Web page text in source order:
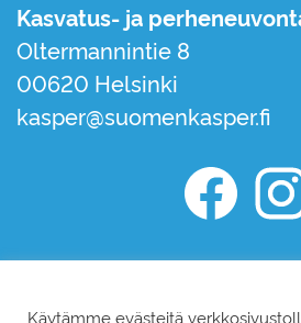
Kasvatus- ja
Oltermannintie 8
00620 Helsinki
kasper@suomenkasper.fi
Tilaa uutiskirje
Käytämme evästeitä